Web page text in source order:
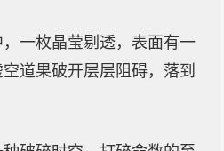
一枚晶莹剔透，表面有一
道果破开层层阻碍，落到